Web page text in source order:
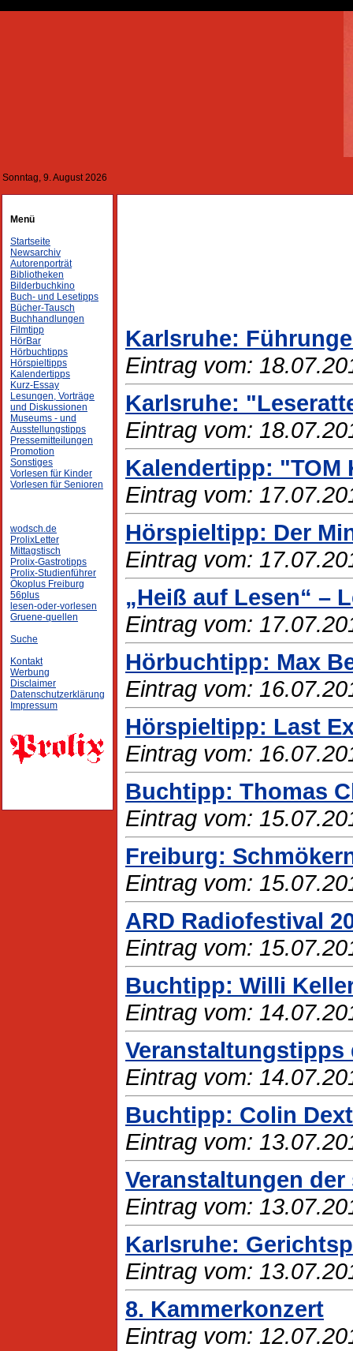
Sonntag, 9. August 2026
Menü
Startseite
Newsarchiv
Autorenporträt
Bibliotheken
Bilderbuchkino
Buch- und Lesetipps
Bücher-Tausch
Buchhandlungen
Filmtipp
HörBar
Hörbuchtipps
Hörspieltipps
Kalendertipps
Kurz-Essay
Lesungen, Vorträge
und Diskussionen
Museums - und
Ausstellungstipps
Pressemitteilungen
Promotion
Sonstiges
Vorlesen für Kinder
Vorlesen für Senioren
wodsch.de
ProlixLetter
Mittagstisch
Prolix-Gastrotipps
Prolix-Studienführer
Ökoplus Freiburg
56plus
lesen-oder-vorlesen
Gruene-quellen
Suche
Kontakt
Werbung
Disclaimer
Datenschutzerklärung
Impressum
Karlsruhe:
Eintrag vom:
Karlsruhe:
Eintrag vom:
Kalendertipp: "TOM
Eintrag vom:
Hörspieltipp: Der
Eintrag vom:
„Heiß auf Lesen“ –
Eintrag vom:
Hörbuchtipp: Max
Eintrag vom:
Hörspieltipp: Last
Eintrag vom:
Buchtipp: Thomas
Eintrag vom:
Freiburg:
Eintrag vom:
ARD Radiofestival
Eintrag vom:
Buchtipp: Willi
Eintrag vom:
Veranstaltungstipps
Eintrag vom:
Buchtipp: Colin
Eintrag vom:
Veranstaltungen
Eintrag vom:
Karlsruhe:
Eintrag vom:
8. Kammerkonzert
Eintrag vom: